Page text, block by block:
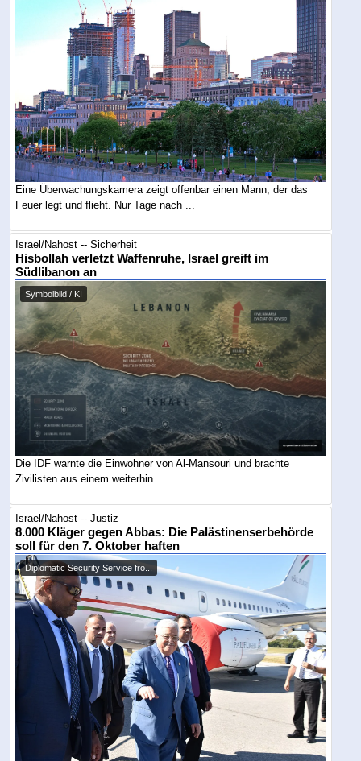
Eine Überwachungskamera zeigt offenbar einen Mann, der das
Feuer legt und flieht. Nur Tage nach ...
Israel/Nahost -- Sicherheit
Hisbollah verletzt Waffenruhe, Israel greift im
Südlibanon an
Symbolbild / KI
Die IDF warnte die Einwohner von Al-Mansouri und brachte
Zivilisten aus einem weiterhin ...
Israel/Nahost -- Justiz
8.000 Kläger gegen Abbas: Die Palästinenserbehörde
soll für den 7. Oktober haften
Diplomatic Security Service fro...